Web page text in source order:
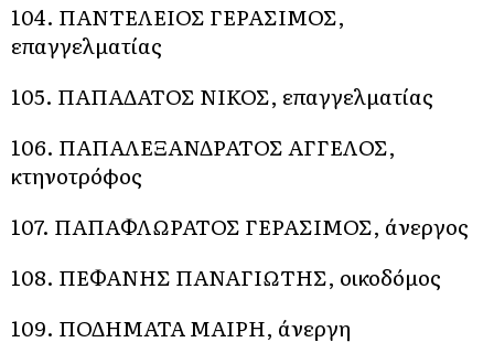
104. ΠΑΝΤΕΛΕΙΟΣ ΓΕΡΑΣΙΜΟΣ,
επαγγελματίας
105. ΠΑΠΑΔΑΤΟΣ ΝΙΚΟΣ, επαγγελματίας
106. ΠΑΠΑΛΕΞΑΝΔΡΑΤΟΣ ΑΓΓΕΛΟΣ,
κτηνοτρόφος
107. ΠΑΠΑΦΛΩΡΑΤΟΣ ΓΕΡΑΣΙΜΟΣ, άνεργος
108. ΠΕΦΑΝΗΣ ΠΑΝΑΓΙΩΤΗΣ, οικοδόμος
109. ΠΟΔΗΜΑΤΑ ΜΑΙΡΗ, άνεργη